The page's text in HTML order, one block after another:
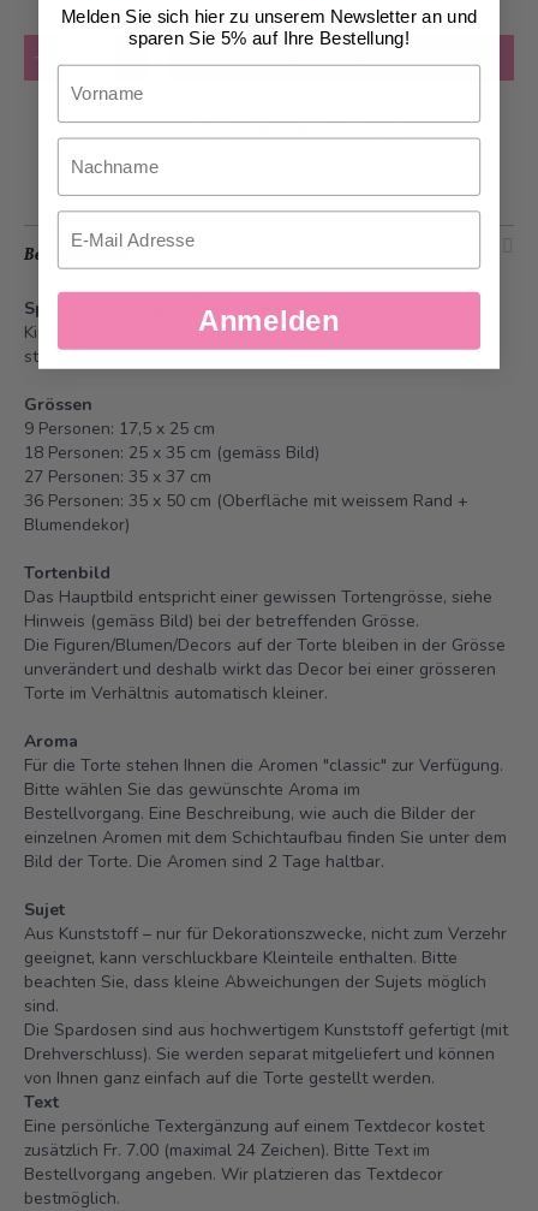
Zur Wunschliste hinzufügen
Beschreibung
Sparkässeli-Torte Minnie
- Die perfekte Torte für Ihren
Kindergeburtstag. Die Geburtstagstorte bringt jedes Kind zum
strahlen.
Grössen
9 Personen: 17,5 x 25 cm
18 Personen: 25 x 35 cm (gemäss Bild)
27 Personen: 35 x 37 cm
36 Personen: 35 x 50 cm (Oberfläche mit weissem Rand +
Blumendekor)
Tortenbild
Das Hauptbild entspricht einer gewissen Tortengrösse, siehe
Hinweis (gemäss Bild) bei der betreffenden Grösse.
Die Figuren/Blumen/Decors auf der Torte bleiben in der Grösse
unverändert und deshalb wirkt das Decor bei einer grösseren
Torte im Verhältnis automatisch kleiner.
Aroma
Für die Torte stehen Ihnen die Aromen "classic" zur Verfügung.
Bitte wählen Sie das gewünschte Aroma im
Bestellvorgang. Eine Beschreibung, wie auch die Bilder der
einzelnen Aromen mit dem Schichtaufbau finden Sie unter dem
Bild der Torte. Die Aromen sind 2 Tage haltbar.
Sujet
Aus Kunststoff – nur für Dekorationszwecke, nicht zum Verzehr
geeignet, kann verschluckbare Kleinteile enthalten. Bitte
beachten Sie, dass kleine Abweichungen der Sujets möglich
sind.
Die Spardosen sind aus hochwertigem Kunststoff gefertigt (mit
Drehverschluss). Sie werden separat mitgeliefert und können
von Ihnen ganz einfach auf die Torte gestellt werden.
Text
Eine persönliche Textergänzung auf einem Textdecor kostet
zusätzlich Fr. 7.00 (maximal 24 Zeichen). Bitte Text im
Bestellvorgang angeben. Wir platzieren das Textdecor
bestmöglich.
Melden Sie sich hier zu unserem Newsletter an und
sparen Sie 5% auf Ihre Bestellung!
Nachname
Anmelden